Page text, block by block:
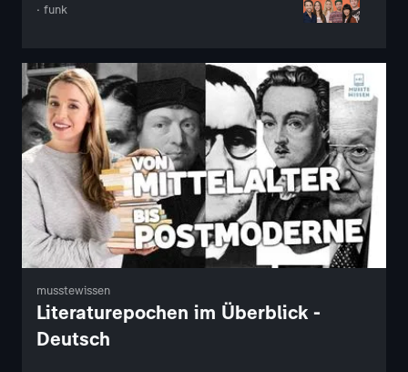
· funk
musstewissen
Literaturepochen im Überblick -
Deutsch